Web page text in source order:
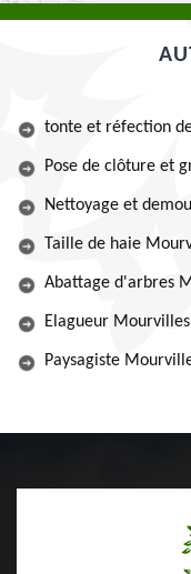
tonte et réfection
Pose de clôture et
Nettoyage et
Taille de haie
Abattage d'arbres
Elagueur
Paysagiste